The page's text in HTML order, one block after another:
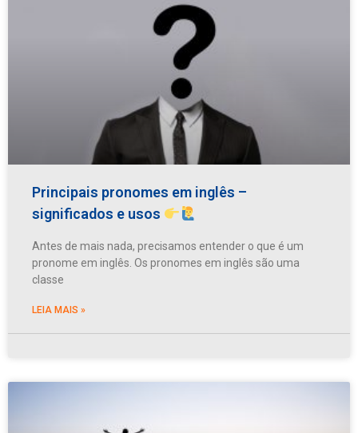
Principais pronomes em inglês –
significados e usos
Antes de mais nada, precisamos entender o que é um
pronome em inglês. Os pronomes em inglês são uma
classe
LEIA MAIS »